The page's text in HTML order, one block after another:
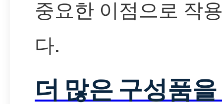
중요한 이점으로 작
다.
더 많은 구성품